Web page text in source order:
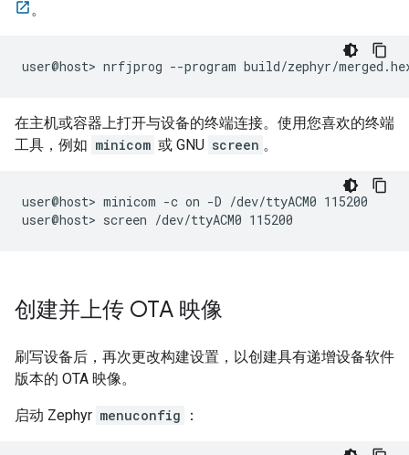
。
在主机或容器上打开与设备的终端连接。使用您喜欢的终端
工具，例如 minicom 或 GNU screen 。
user@host> minicom -c on -D /dev/ttyACM0 115200
创建并上传 OTA 映像
刷写设备后，再次更改构建设置，以创建具有递增设备软件
版本的 OTA 映像。
启动 Zephyr menuconfig ：